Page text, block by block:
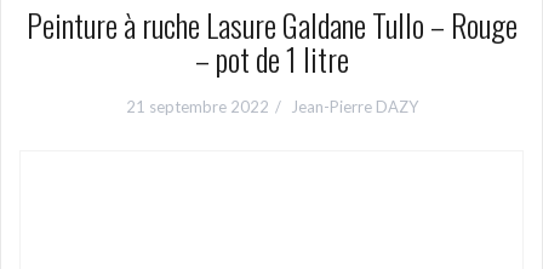
Peinture à ruche Lasure Galdane Tullo – Rouge
– pot de 1 litre
21 septembre 2022 Jean-Pierre DAZY